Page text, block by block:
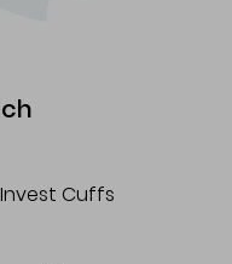
Cuffs